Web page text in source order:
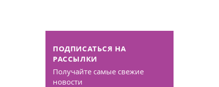
ПОДПИСАТЬСЯ НА
РАССЫЛКИ
Получайте самые свежие
новости